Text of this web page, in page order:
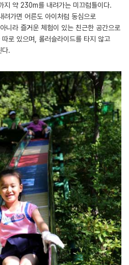
지 약 230m를 내려가는 미끄럼틀이다.
려가면 어른도 아이처럼 동심으로
니라 즐거운 체험이 있는 친근한 공간으로
로 있으며, 롤러슬라이드를 타지 않고
다.